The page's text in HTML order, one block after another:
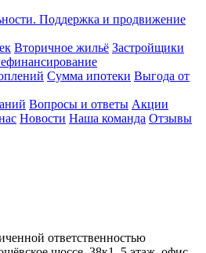
Поддержка и продвижение
Вторичное жильё Застройщики
Сумма ипотеки Выгода от
Вопросы и ответы Акции
Новости Наша команда Отзывы
ответственностью